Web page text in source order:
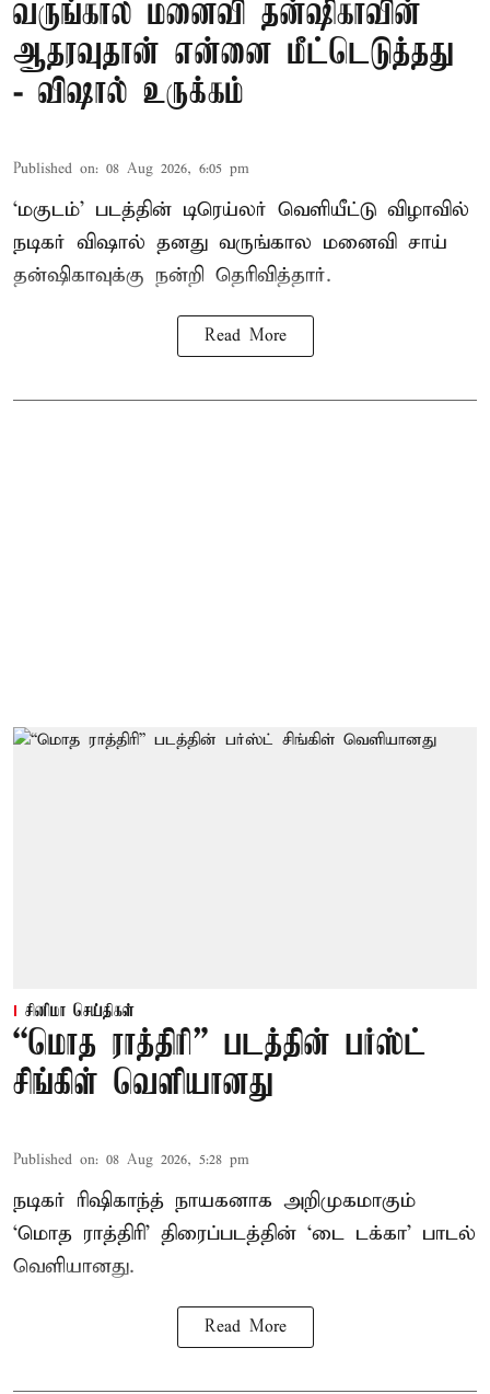
வருங்கால மனைவி தன்ஷிகாவின்
ஆதரவுதான் என்னை மீட்டெடுத்தது
- விஷால் உருக்கம்
Published on: 08 Aug 2026, 6:05 pm
‘மகுடம்’ படத்தின் டிரெய்லர் வெளியீட்டு விழாவில்
நடிகர் விஷால் தனது வருங்கால மனைவி சாய்
தன்ஷிகாவுக்கு நன்றி தெரிவித்தார்.
Read More
சினிமா செய்திகள்
“மொத ராத்திரி” படத்தின் பர்ஸ்ட்
சிங்கிள் வெளியானது
Published on: 08 Aug 2026, 5:28 pm
நடிகர் ரிஷிகாந்த் நாயகனாக அறிமுகமாகும்
‘மொத ராத்திரி’ திரைப்படத்தின் ‘டை டக்கா’ பாடல்
வெளியானது.
Read More